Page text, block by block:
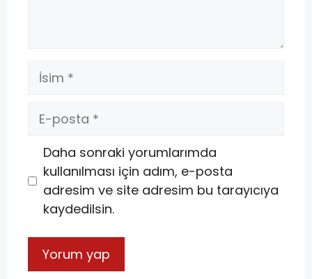
Daha sonraki yorumlarımda
kullanılması için adım, e-posta
adresim ve site adresim bu tarayıcıya
kaydedilsin.